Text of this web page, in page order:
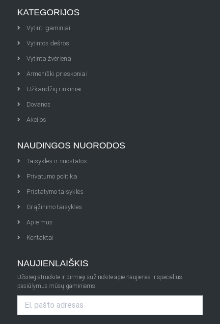
KATEGORIJOS
Vytinti gaminiai
Vytintos dešros
Vytinta žvėriena
Armėniški prieskoniai
Užkandžių rinkiniai
Dovanos
Akcijos
NAUDINGOS NUORODOS
Taisyklės ir nuostatos
Privatumo politika
Pristatymo taisyklės
Grąžinimo taisyklės
Apie mus
Kontaktai
NAUJIENLAIŠKIS
Užsiregistruokite ir pirmieji sužinokite apie naujienas ir specialius
pasiūlymus mūsų gaminiams.